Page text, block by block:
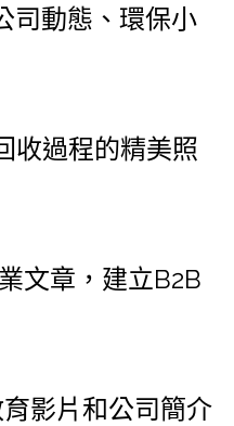
司動態、環保小
收過程的精美照
文章，建立B2B
影片和公司簡介